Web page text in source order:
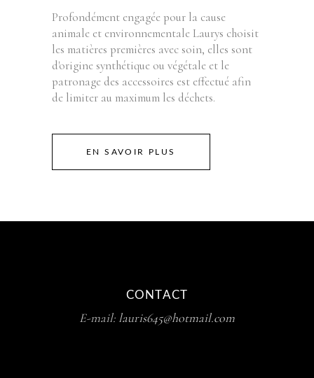
Profondément engagée pour la cause
animale et environnementale Laurys choisit
les matières premières avec soin, elles sont
d'origine synthétique ou végétale et le
patronage des accessoires est effectué afin
de limiter au maximum les déchets.
EN SAVOIR PLUS
CONTACT
E-mail: lauris645@hotmail.com